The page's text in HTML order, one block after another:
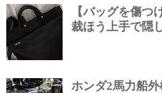
【バッグを傷つ
裁ほう上手で隠
ホンダ2馬力船